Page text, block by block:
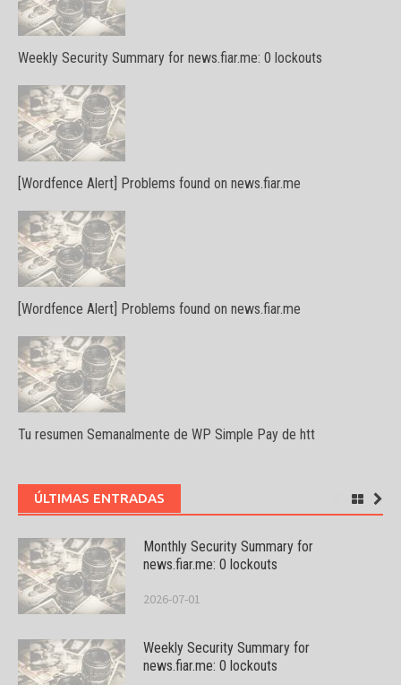
Weekly Security Summary for news.fiar.me: 0 lockouts
[Wordfence Alert] Problems found on news.fiar.me
[Wordfence Alert] Problems found on news.fiar.me
Tu resumen Semanalmente de WP Simple Pay de htt
ÚLTIMAS ENTRADAS
Monthly Security Summary for
news.fiar.me: 0 lockouts
2026-07-01
Weekly Security Summary for
news.fiar.me: 0 lockouts